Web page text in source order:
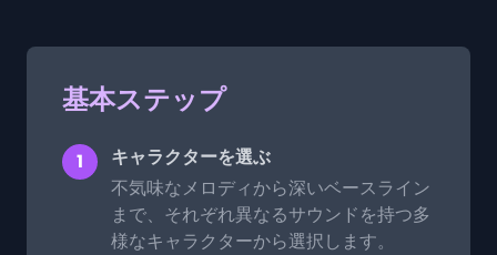
基本ステップ
1
キャラクターを選ぶ
不気味なメロディから深いベースライン
まで、それぞれ異なるサウンドを持つ多
様なキャラクターから選択します。